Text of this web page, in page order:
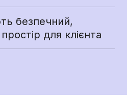
безпечний,
для клієнта